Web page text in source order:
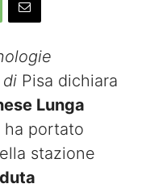
di Pisa dichiara
Lunga
ha portato
stazione